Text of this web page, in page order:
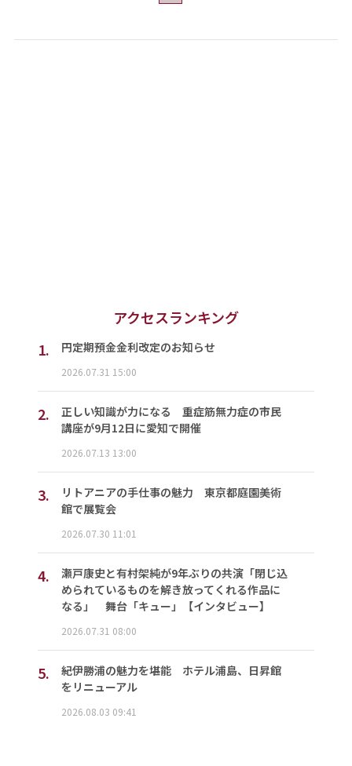
アクセスランキング
1.
円定期預金金利改定のお知らせ
2026.07.31 15:00
2.
正しい知識が力になる 重症筋無力症の市民
講座が9月12日に愛知で開催
2026.07.13 13:00
3.
リトアニアの手仕事の魅力 東京都庭園美術
館で展覧会
2026.07.30 11:01
4.
瀬戸康史と有村架純が9年ぶりの共演「閉じ込
められているものを解き放ってくれる作品に
なる」 舞台「キュー」【インタビュー】
2026.07.31 08:00
5.
紀伊勝浦の魅力を堪能 ホテル浦島、日昇館
をリニューアル
2026.08.03 09:41